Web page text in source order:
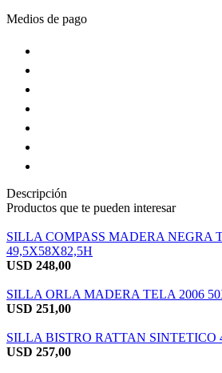
Medios de pago
Descripción
Productos que te pueden interesar
SILLA COMPASS MADERA NEGRA
49,5X58X82,5H
USD 248,00
SILLA ORLA MADERA TELA 2006
USD 251,00
SILLA BISTRO RATTAN SINTETICO
USD 257,00